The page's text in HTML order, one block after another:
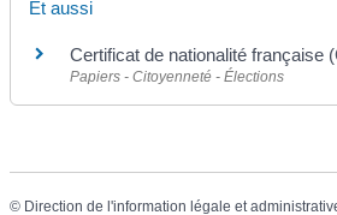
Et aussi
Certificat de nationalité française
Papiers - Citoyenneté - Élections
© Direction de l'information légale et